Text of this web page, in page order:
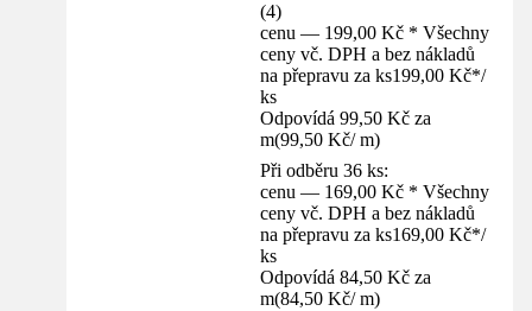
(4)
cenu — 199,00 Kč * Všechny
ceny vč. DPH a bez nákladů
na přepravu za ks199,00 Kč*/
ks
Odpovídá 99,50 Kč za
m(99,50 Kč/ m)
Při odběru 36 ks:
cenu — 169,00 Kč * Všechny
ceny vč. DPH a bez nákladů
na přepravu za ks169,00 Kč*/
ks
Odpovídá 84,50 Kč za
m(84,50 Kč/ m)